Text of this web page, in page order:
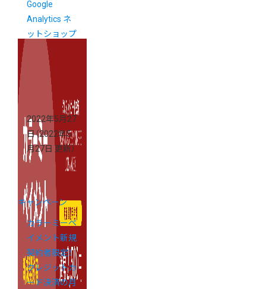
Google
Analytics ネ
ットショップ
分析レポート
無料お試しキ
ャンペーン
2022年5月27
日（2022年5
月27日 更新）
キャンペーン
カラーミーペ
イメント新規
契約者限定！
クレジットカ
ード決済の月